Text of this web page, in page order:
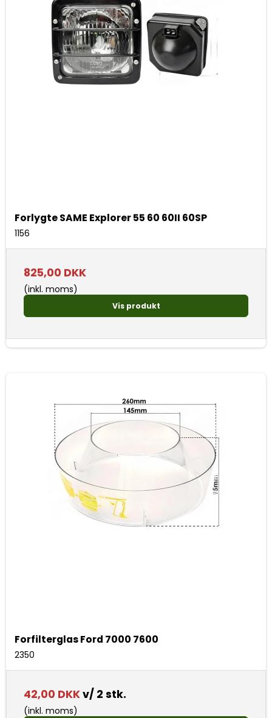
Forlygte SAME Explorer 55 60 60II 60SP
1156
825,00 DKK
(inkl. moms)
Vis produkt
Forfilterglas Ford 7000 7600
2350
42,00 DKKv/ 2 stk.
(inkl. moms)